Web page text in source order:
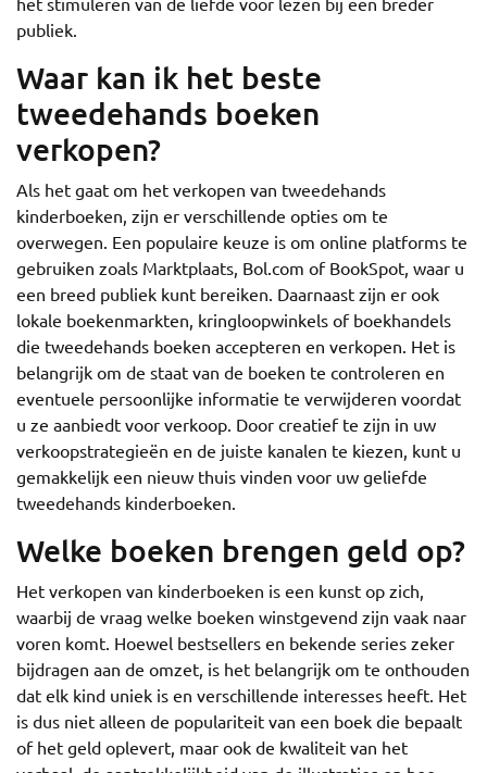
publiek.
Waar kan ik het beste
tweedehands boeken
verkopen?
Als het gaat om het verkopen van tweedehands
kinderboeken, zijn er verschillende opties om te
overwegen. Een populaire keuze is om online platforms te
gebruiken zoals Marktplaats, Bol.com of BookSpot, waar u
een breed publiek kunt bereiken. Daarnaast zijn er ook
lokale boekenmarkten, kringloopwinkels of boekhandels
die tweedehands boeken accepteren en verkopen. Het is
belangrijk om de staat van de boeken te controleren en
eventuele persoonlijke informatie te verwijderen voordat
u ze aanbiedt voor verkoop. Door creatief te zijn in uw
verkoopstrategieën en de juiste kanalen te kiezen, kunt u
gemakkelijk een nieuw thuis vinden voor uw geliefde
tweedehands kinderboeken.
Welke boeken brengen geld op?
Het verkopen van kinderboeken is een kunst op zich,
waarbij de vraag welke boeken winstgevend zijn vaak naar
voren komt. Hoewel bestsellers en bekende series zeker
bijdragen aan de omzet, is het belangrijk om te onthouden
dat elk kind uniek is en verschillende interesses heeft. Het
is dus niet alleen de populariteit van een boek die bepaalt
of het geld oplevert, maar ook de kwaliteit van het